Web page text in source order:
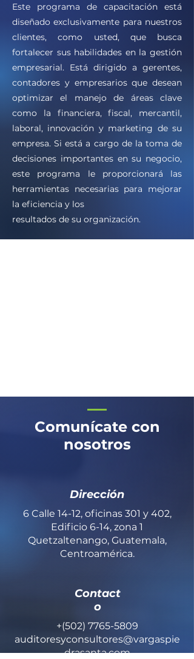
Este programa de capacitación está
diseñado exclusivamente para nuestros
clientes, como usted, que busca
fortalecer sus habilidades en la gestión
empresarial. Está dirigido a gerentes,
contadores y empresarios que desean
optimizar el manejo de áreas clave
como la financiera, fiscal, mercantil,
laboral, innovación y marketing de su
empresa. Si está a cargo de la toma de
decisiones importantes en su negocio,
este programa le proporcionará las
herramientas necesarias para mejorar
la eficiencia y los
resultados de su organización.
Comunícate con
nosotros
Dirección
6 Calle 14-12, oficinas 301 y 402,
Edificio 6-14, zona 1
Quetzaltenango, Guatemala,
Centroamérica.
Contact
o
+(502) 7765-5809
auditoresyconsultores@vargaspie
drasanta.com